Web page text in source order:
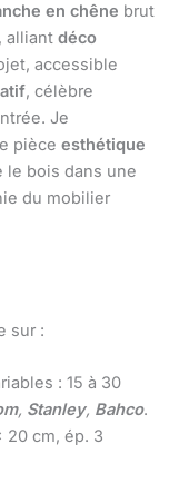
en chêne brut
alliant déco
accessible
, célèbre
Je
pièce esthétique
le bois dans une
du mobilier
sur :
: 15 à 30
, Stanley, Bahco.
20 cm, ép. 3